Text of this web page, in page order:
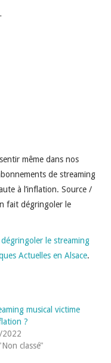
même dans nos
de streaming
à l’inflation. Source /
fait dégringoler le
le streaming
Actuelles en Alsace.
musical victime
?
classé"